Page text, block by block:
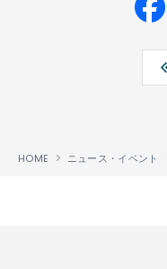
ebo
HOME ニュース・イベント